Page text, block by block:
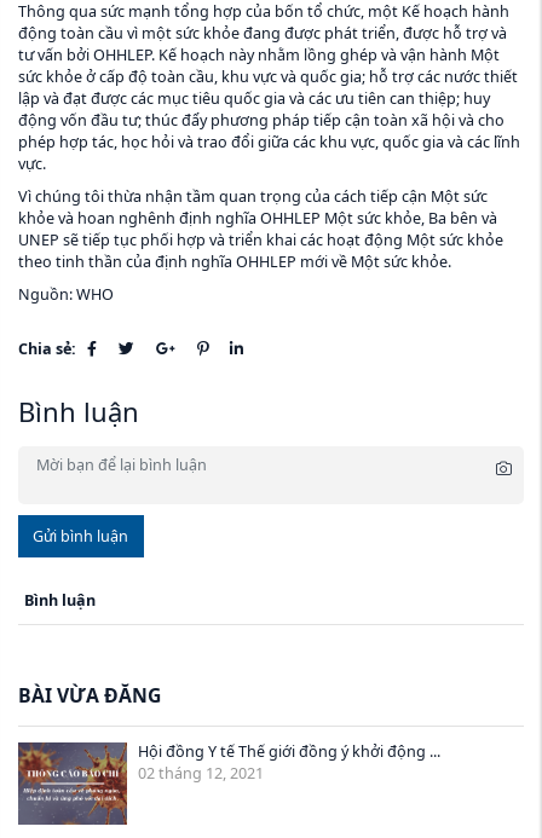
Thông qua sức mạnh tổng hợp của bốn tổ chức, một Kế hoạch hành
động toàn cầu vì một sức khỏe đang được phát triển, được hỗ trợ và
tư vấn bởi OHHLEP. Kế hoạch này nhằm lồng ghép và vận hành Một
sức khỏe ở cấp độ toàn cầu, khu vực và quốc gia; hỗ trợ các nước thiết
lập và đạt được các mục tiêu quốc gia và các ưu tiên can thiệp; huy
động vốn đầu tư; thúc đẩy phương pháp tiếp cận toàn xã hội và cho
phép hợp tác, học hỏi và trao đổi giữa các khu vực, quốc gia và các lĩnh
vực.
Vì chúng tôi thừa nhận tầm quan trọng của cách tiếp cận Một sức
khỏe và hoan nghênh định nghĩa OHHLEP Một sức khỏe, Ba bên và
UNEP sẽ tiếp tục phối hợp và triển khai các hoạt động Một sức khỏe
theo tinh thần của định nghĩa OHHLEP mới về Một sức khỏe.
Nguồn: WHO
Chia sẻ:
Bình luận
Gửi bình luận
Bình luận
BÀI VỪA ĐĂNG
Hội đồng Y tế Thế giới đồng ý khởi động ...
02 tháng 12, 2021